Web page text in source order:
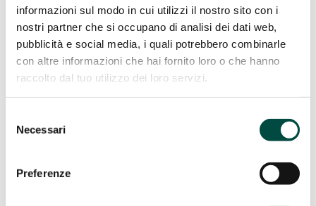
informazioni sul modo in cui utilizzi il nostro sito con i
nostri partner che si occupano di analisi dei dati web,
pubblicità e social media, i quali potrebbero combinarle
con altre informazioni che hai fornito loro o che hanno
raccolto dal tuo utilizzo dei loro servizi.
delNecessari
Preferenze
Manutenzione meccanica
Utenze industriali
Telecontrollo gas
Efficienza energetica
Efficienza energetica
IT Utility solutions